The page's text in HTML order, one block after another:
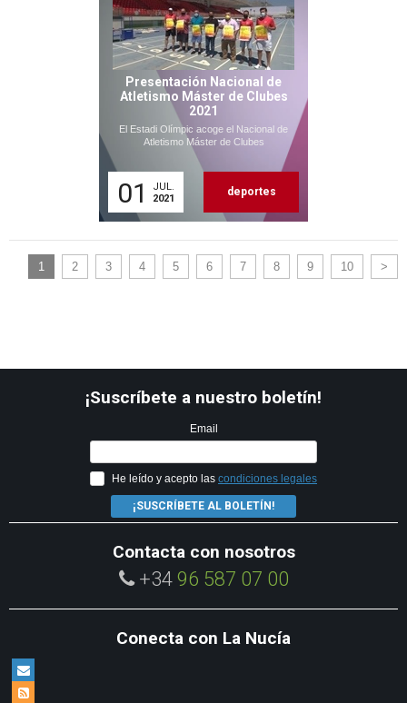
Presentación Nacional de
Atletismo Máster de Clubes
2021
El Estadi Olímpic acoge el Nacional de
Atletismo Máster de Clubes
01
JUL.
2021
deportes
1 2 3 4 5 6 7 8 9 10 >
¡Suscríbete a nuestro boletín!
Email
He leído y acepto las condiciones legales
¡SUSCRÍBETE AL BOLETÍN!
Contacta con nosotros
+34 96 587 07 00
Conecta con La Nucía